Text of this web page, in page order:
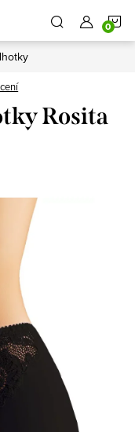
Rosita